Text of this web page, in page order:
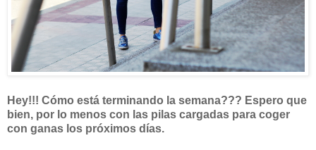
Hey!!! Cómo está terminando la semana??? Espero que
bien, por lo menos con las pilas cargadas para coger
con ganas los próximos días.